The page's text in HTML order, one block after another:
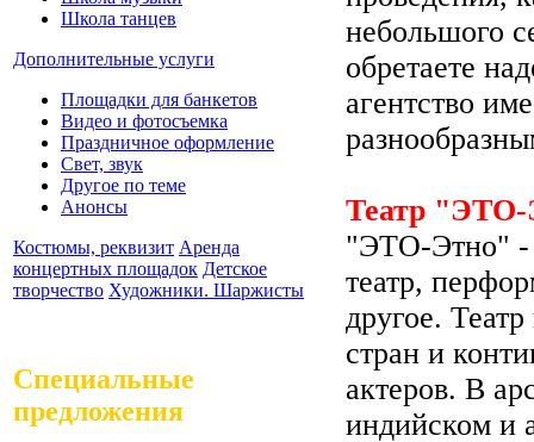
Школа танцев
Дополнительные услуги
Площадки для банкетов
Видео и фотосъемка
Праздничное оформление
Свет, звук
Другое по теме
Анонсы
Костюмы, реквизит Аренда
концертных площадок Детское
творчество Художники. Шаржисты
Специальные
предложения
небольшого
обретаете
агентство
Театр
"ЭТО-Этно" -
театр,
другое.
стран и
актеров. В
индийском и